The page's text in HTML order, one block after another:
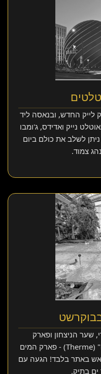
לייק החדש, ובנאסה ליד
נייק ואדידס, ג'ומבו
לשלב את כולם ביום
צמוד.
שער הניצחון ופארק
הרסטרו. אל תפספסו את ה"טרמה" (Therme) - פארק המים
באתר בלבד! הגעה עם
ים בתיק.